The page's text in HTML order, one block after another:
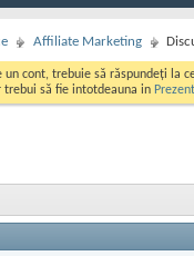
Affiliate Marketing
un cont, trebuie să răspundeți la
trebui să fie intotdeauna in